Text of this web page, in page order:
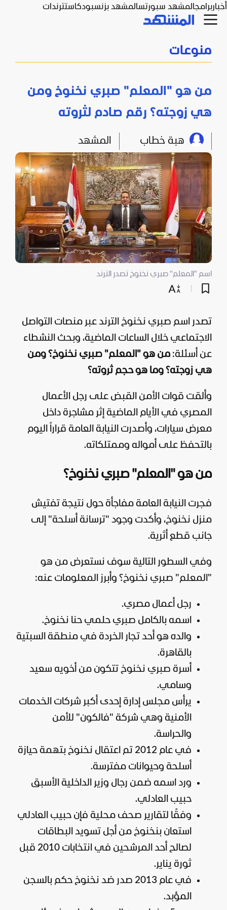
أخباربرامجالمشهد سبورتسالمشهد بزنسبودكاستترندات
منوعات
من هو "المعلم" صبري نخنوخ ومن
هي زوجته؟ رقم صادم لثروته
هبة خطاب المشهد
اسم "المعلم" صبري نخنوخ تصدر الترند
تصدر اسم صبري نخنوخ الترند عبر منصات التواصل
الاجتماعي خلال الساعات الماضية، وبحث النشطاء
عن أسئلة: من هو "المعلم" صبري نخنوخ؟ ومن
هي زوجته؟ وما هو حجم ثروته؟
وألقت قوات الأمن القبض على رجل الأعمال
المصري في الأيام الماضية إثر مشاجرة داخل
معرض سيارات، وأصدرت النيابة العامة قراراً اليوم
بالتحفظ على أمواله وممتلكاته.
من هو "المعلم" صبري نخنوخ؟
فجرت النيابة العامة مفاجأة حول نتيجة تفتيش
منزل نخنوخ، وأكدت وجود "ترسانة أسلحة" إلى
جانب قطع أثرية.
وفي السطور التالية سوف نستعرض من هو
"المعلم" صبري نخنوخ؟ وأبرز المعلومات عنه:
رجل أعمال مصري.
اسمه بالكامل صبري حلمي حنا نخنوخ.
والده هو أحد تجار الخردة في منطقة السبتية
بالقاهرة.
أسرة صبري نخنوخ تتكون من أخويه سعيد
وسامي.
يرأس مجلس إدارة إحدى أكبر شركات الخدمات
الأمنية وهي شركة "فالكون" للأمن
والحراسة.
في عام 2012 تم اعتقال نخنوخ بتهمة حيازة
أسلحة وحيوانات مفترسة.
ورد اسمه ضمن رجال وزير الداخلية الأسبق
حبيب العادلي.
وفقًا لتقارير صحف محلية فإن حبيب العادلي
استعان بنخنوخ من أجل تسويد البطاقات
لصالح أحد المرشحين في انتخابات 2010 قبل
ثورة يناير.
في عام 2013 صدر ضد نخنوخ حكم بالسجن
المؤبد.